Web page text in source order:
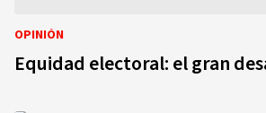
OPINIÓN
Equidad electoral: el gran